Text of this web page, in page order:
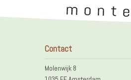
Contact
Molenwijk 8